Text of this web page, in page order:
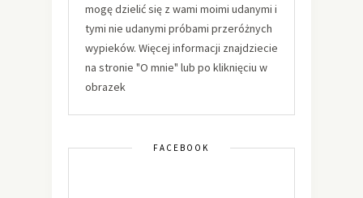
mogę dzielić się z wami moimi udanymi i
tymi nie udanymi próbami przeróżnych
wypieków. Więcej informacji znajdziecie
na stronie "O mnie" lub po kliknięciu w
obrazek
FACEBOOK